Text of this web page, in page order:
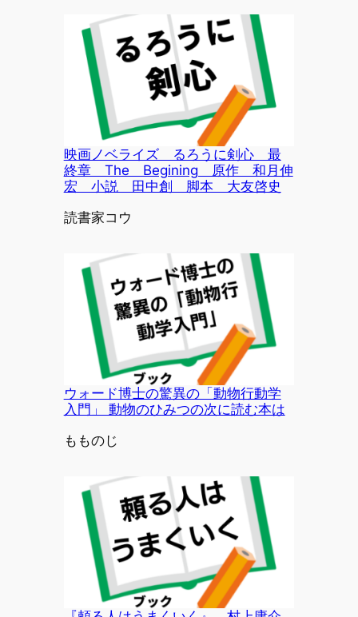
映画ノベライズ るろうに剣心 最
終章 The Begining 原作 和月伸
宏 小説 田中創 脚本 大友啓史
投稿者
読書家コウ
ウォード博士の驚異の「動物行動学
入門」 動物のひみつの次に読む本は
投稿者
もものじ